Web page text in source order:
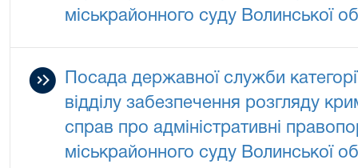
міськрайонного суду Волинської
Посада державної служби
відділу забезпечення розгляду
справ про адміністративні
міськрайонного суду Волинської